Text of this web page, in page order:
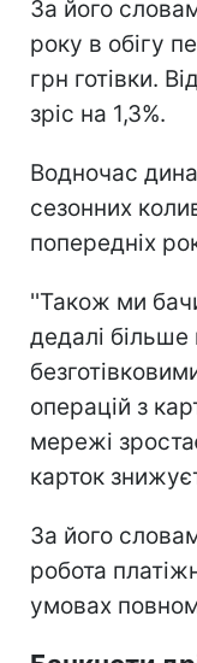
За його
року в обігу
грн готівки.
зріс на 1,3%.
Водночас
сезонних
попередніх
''Також ми
дедалі
операцій з
мережі
карток
За його
робота
умовах